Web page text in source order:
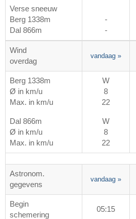
Verse sneeuw
Berg 1338m
Dal 866m
-
-
Wind
overdag
vandaag »
Berg 1338m
Ø in km/u
Max. in km/u
W
8
22
Dal 866m
Ø in km/u
Max. in km/u
W
8
22
Astronom.
gegevens
vandaag »
Begin
schemering
05:15